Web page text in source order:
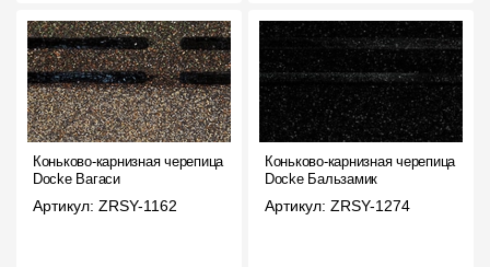
Контроль качества кровли
Качество фасадов
Награды
Отправка рекламации
Предложения по сотрудничеству
Коньково-карнизная черепица
Docke Вагаси
Артикул: ZRSY-1162
Коньково-карнизная черепица
Docke Бальзамик
Артикул: ZRSY-1274